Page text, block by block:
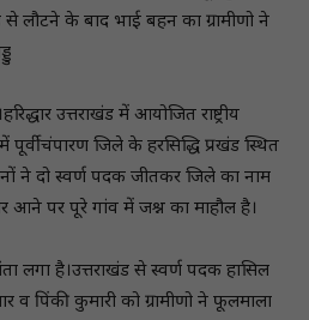
लौटने के बाद भाई बहन का ग्रामीणो ने
उत्तराखंड में आयोजित राष्ट्रीय
पूर्वी चंपारण जिले के हरसिद्धि प्रखंड स्थित
ने दो स्वर्ण पदक जीतकर जिले का नाम
आने पर पूरे गांव में जश्न का माहौल है।
लगा है।उत्तराखंड से स्वर्ण पदक हासिल
पिंकी कुमारी को ग्रामीणो ने फूलमाला